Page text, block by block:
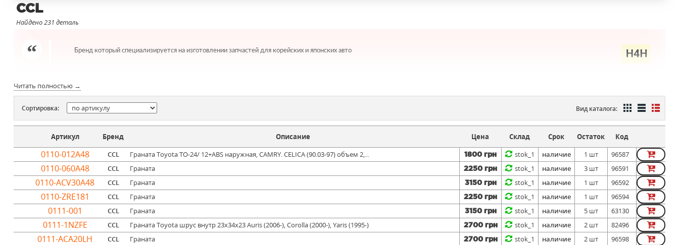
CCL
Найдено 231 деталь
Бренд который специализируется на изготовлении запчастей для корейских и японских авто
Читать полностью →
Сортировка: Вид каталога:
Артикул Бренд Описание Цена Склад Срок Остаток Код
0110-012A48 CCL Граната Toyota TO-24/ 12+ABS наружная, CAMRY. CELICA (90.03-97) объем 2,... 1800 грн stok_1 наличие 1 шт 96587
0110-060A48 CCL Граната 2250 грн stok_1 наличие 3 шт 96591
0110-ACV30A48 CCL Граната 3150 грн stok_1 наличие 1 шт 96592
0110-ZRE181 CCL Граната 2250 грн stok_1 наличие 1 шт 96594
0111-001 CCL Граната 3150 грн stok_1 наличие 5 шт 63130
0111-1NZFE CCL Граната Toyota шрус внутр 23x34x23 Auris (2006-), Corolla (2000-), Yaris (1995-) 2700 грн stok_1 наличие 2 шт 82496
0111-ACA20LH CCL Граната 2700 грн stok_1 наличие 2 шт 96598